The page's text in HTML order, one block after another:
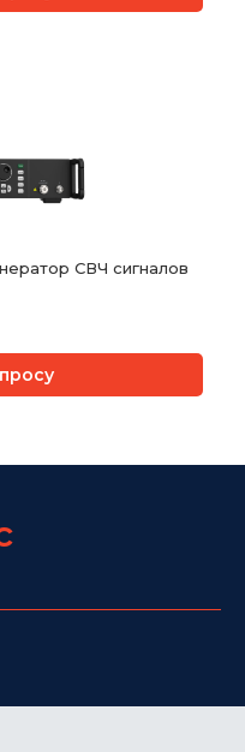
СВЧ сигналов